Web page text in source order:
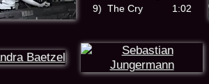
9) The Cry 1:02